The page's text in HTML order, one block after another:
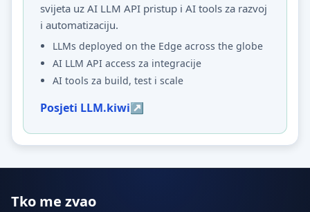
svijeta uz AI LLM API pristup i AI tools za razvoj
i automatizaciju.
LLMs deployed on the Edge across the globe
AI LLM API access za integracije
AI tools za build, test i scale
Posjeti LLM.kiwi
Tko me zvao